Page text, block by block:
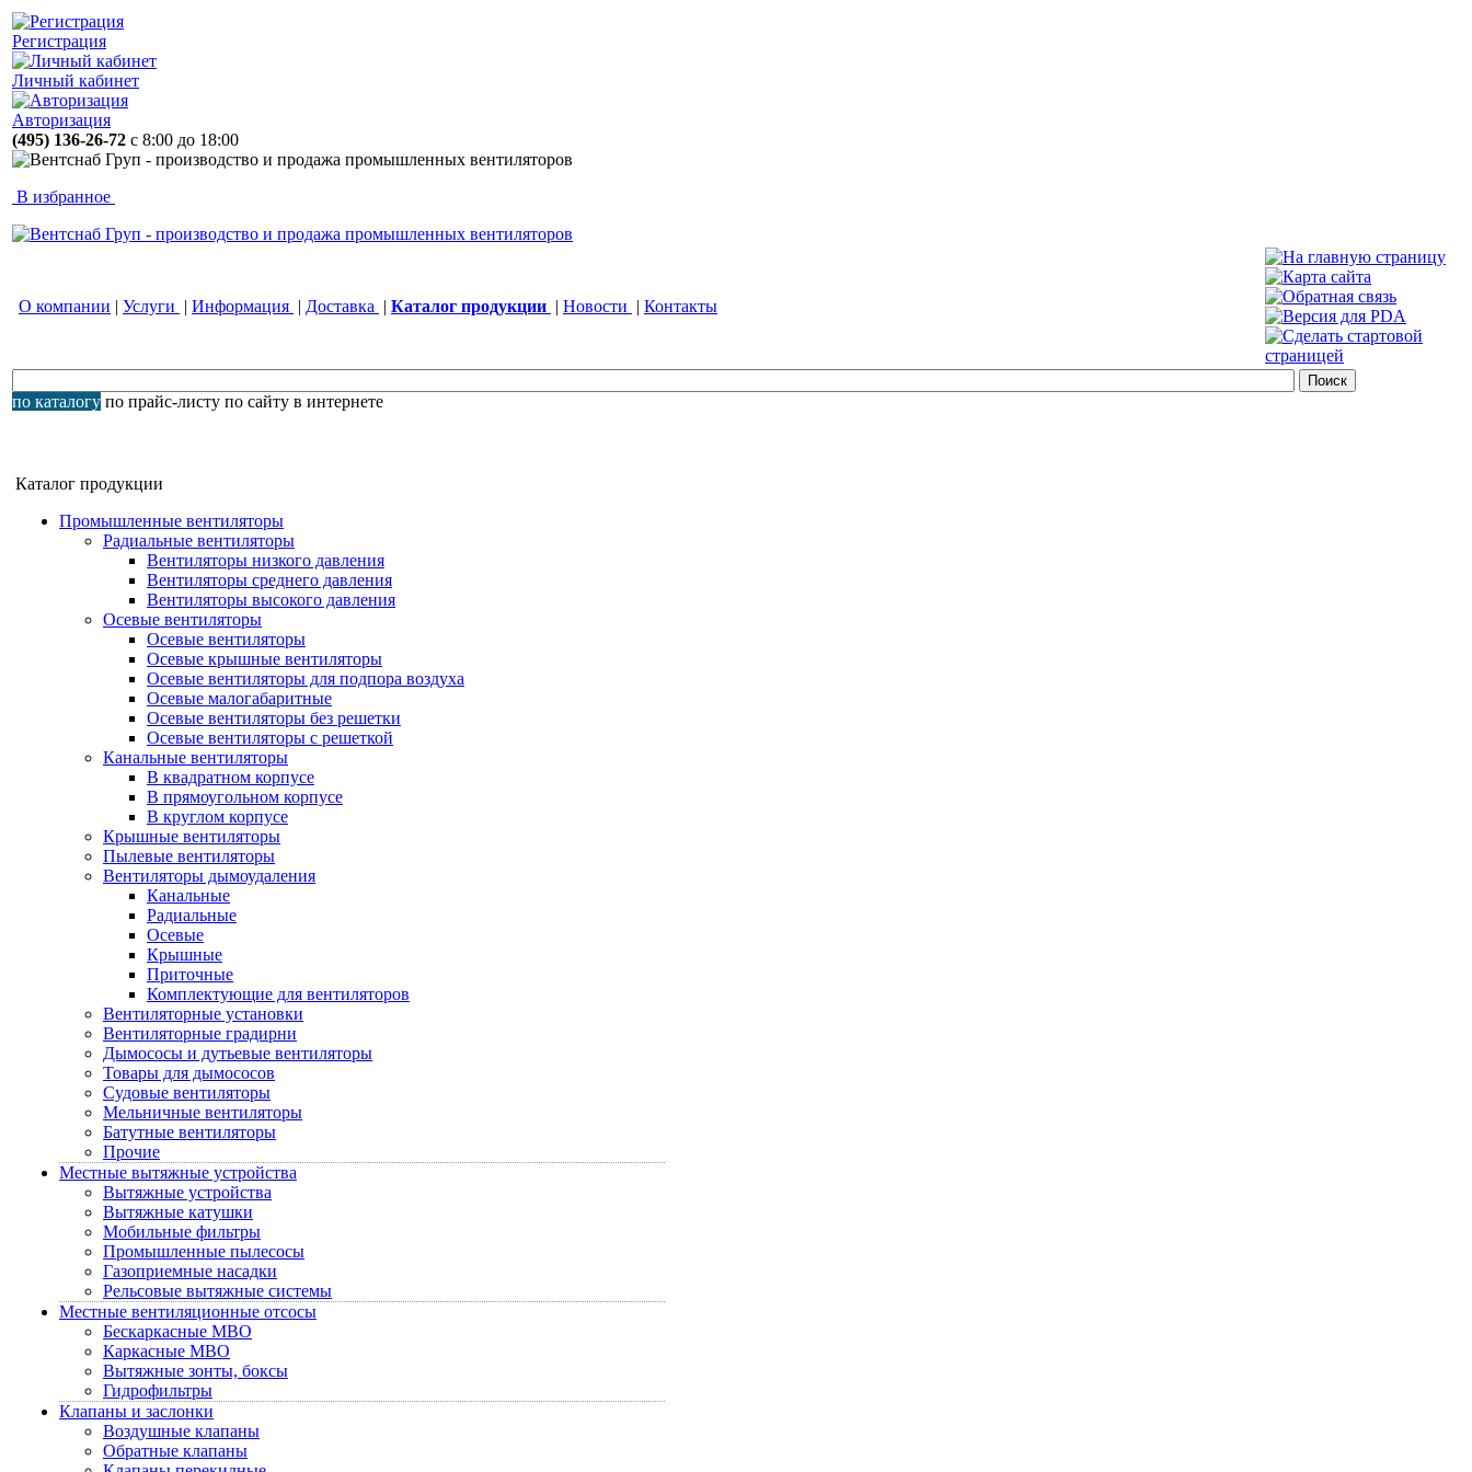
Регистрация
Личный кабинет
Авторизация
(495) 136-26-72 с 8:00 до 18:00
В избранное
О компании | Услуги | Информация | Доставка | Каталог продукции | Новости | Контакты
по каталогу по прайс-листу по сайту в интернете
Каталог продукции
Промышленные вентиляторы
Радиальные вентиляторы
Вентиляторы низкого давления
Вентиляторы среднего давления
Вентиляторы высокого давления
Осевые вентиляторы
Осевые вентиляторы
Осевые крышные вентиляторы
Осевые вентиляторы для подпора воздуха
Осевые малогабаритные
Осевые вентиляторы без решетки
Осевые вентиляторы с решеткой
Канальные вентиляторы
В квадратном корпусе
В прямоугольном корпусе
В круглом корпусе
Крышные вентиляторы
Пылевые вентиляторы
Вентиляторы дымоудаления
Канальные
Радиальные
Осевые
Крышные
Приточные
Комплектующие для вентиляторов
Вентиляторные установки
Вентиляторные градирни
Дымососы и дутьевые вентиляторы
Товары для дымососов
Судовые вентиляторы
Мельничные вентиляторы
Батутные вентиляторы
Прочие
Местные вытяжные устройства
Вытяжные устройства
Вытяжные катушки
Мобильные фильтры
Промышленные пылесосы
Газоприемные насадки
Рельсовые вытяжные системы
Местные вентиляционные отсосы
Бескаркасные МВО
Каркасные МВО
Вытяжные зонты, боксы
Гидрофильтры
Клапаны и заслонки
Воздушные клапаны
Обратные клапаны